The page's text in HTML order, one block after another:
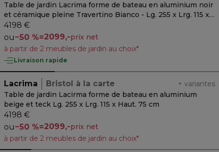
Table de jardin Lacrima forme de bateau en aluminium noir
et céramique pleine Travertino Bianco - Lg. 255 x Lrg. 115 x
Haut. 75 cm
4198 €
ou−50 %=2099,-prix net
à partir de 2 meubles de jardin au choix*
Livraison rapide
Lacrima Bristol à la carte + variantes
Table de jardin Lacirma forme de bateau en aluminium
beige et teck Lg. 255 x Lrg. 115 x Haut. 75 cm
4198 €
ou−50 %=2099,-prix net
à partir de 2 meubles de jardin au choix*